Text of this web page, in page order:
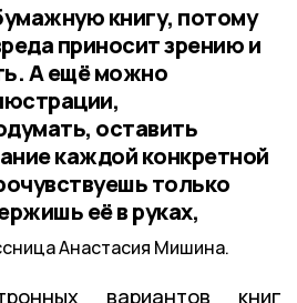
книгу, потому
приносит зрению и
А ещё можно
оставить
каждой конкретной
только
её в руках,
Анастасия Мишина.
вариантов книг